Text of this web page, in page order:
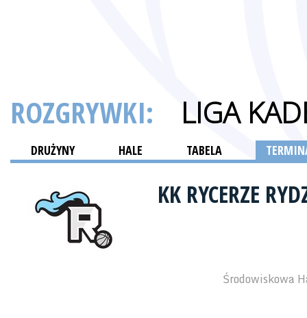
ROZGRYWKI: LIGA
DRUŻYNY HALE TABELA
KK RYCERZE
Środowiskowa